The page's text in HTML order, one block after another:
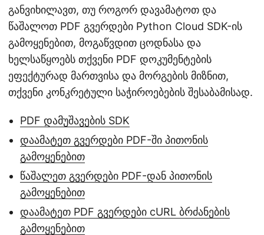
განვიხილავთ, თუ როგორ დავამატოთ და
წაშალოთ PDF გვერდები Python Cloud SDK-ის
გამოყენებით, მოგაწვდით ცოდნასა და
ხელსაწყოებს თქვენი PDF დოკუმენტების
ეფექტურად მართვისა და მორგების მიზნით,
თქვენი კონკრეტული საჭიროებების შესაბამისად.
PDF დამუშავების SDK
დაამატეთ გვერდები PDF-ში პითონის
გამოყენებით
წაშალეთ გვერდები PDF-დან პითონის
გამოყენებით
დაამატეთ PDF გვერდები cURL ბრძანების
გამოყენებით